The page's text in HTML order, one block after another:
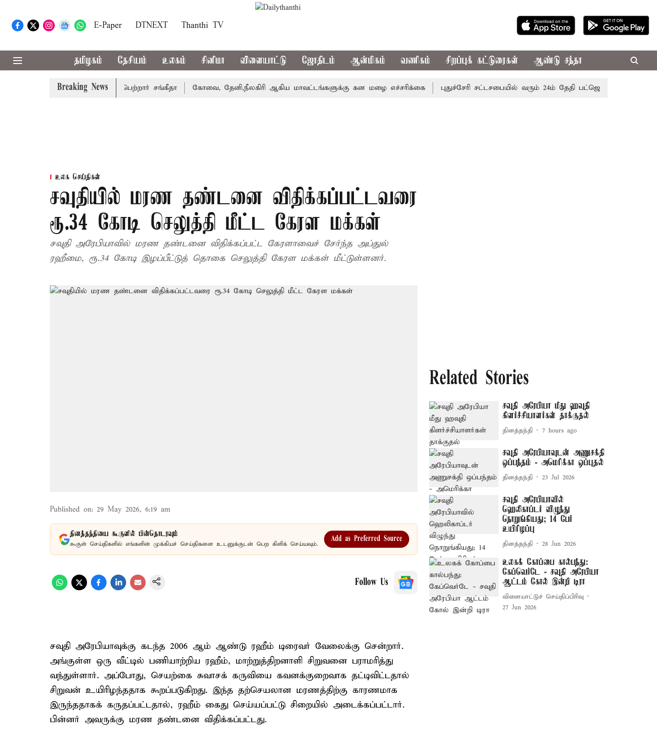
E-Paper DTNEXT Thanthi TV
தமிழகம் தேசியம் உலகம் சினிமா விளையாட்டு ஜோதிடம் ஆன்மிகம் வணிகம் சிறப்புக் கட்டுரைகள் ஆண்டு சந்தா
Breaking News
விவாகரத்து வழக்கை வாபஸ் பெற்றார் சங்கீதா கோவை, தேனி,நீலகிரி ஆகிய மாவட்டங்களுக்கு கன மழை எச்சரிக்கை புதுச்சேரி சட்டசபையில் வரும் 24ம் தேதி பட்ஜெட் தாக்கல்
உலக செய்திகள்
சவுதியில் மரண தண்டனை விதிக்கப்பட்டவரை
ரூ.34 கோடி செலுத்தி மீட்ட கேரள மக்கள்
சவுதி அரேபியாவில் மரண தண்டனை விதிக்கப்பட்ட கேரளாவைச் சேர்ந்த அப்துல்
ரஹீமை, ரூ.34 கோடி இழப்பீட்டுத் தொகை செலுத்தி கேரள மக்கள் மீட்டுள்ளனர்.
Published on: 29 May 2026, 6:19 am
தினத்தந்தியை கூகுளில் பின்தொடரவும்
கூகுள் செய்திகளில் எங்களின் முக்கியச் செய்திகளை உடனுக்குடன் பெற கிளிக் செய்யவும்.
Add as Preferred Source
Follow Us
சவுதி அரேபியாவுக்கு கடந்த 2006 ஆம் ஆண்டு ரஹீம் டிரைவர் வேலைக்கு சென்றார்.
அங்குள்ள ஒரு வீட்டில் பணியாற்றிய ரஹீம், மாற்றுத்திறனாளி சிறுவனை பராமரித்து
வந்துள்ளார். அப்போது, செயற்கை சுவாசக் கருவியை கவனக்குறைவாக தட்டிவிட்டதால்
சிறுவன் உயிரிழந்ததாக கூறப்படுகிறது. இந்த தற்செயலான மரணத்திற்கு காரணமாக
இருந்ததாகக் கருதப்பட்டதால், ரஹீம் கைது செய்யப்பட்டு சிறையில் அடைக்கப்பட்டார்.
பின்னர் அவருக்கு மரண தண்டனை விதிக்கப்பட்டது.
Related Stories
சவுதி அரேபியா மீது ஹவுதி
கிளர்ச்சியாளர்கள் தாக்குதல்
தினத்தந்தி 7 hours ago
சவுதி அரேபியாவுடன் அணுசக்தி
ஒப்பந்தம் - அமெரிக்கா ஒப்புதல்
தினத்தந்தி 23 Jul 2026
சவுதி அரேபியாவில்
ஹெலிகாப்டர் விழுந்து
நொறுங்கியது; 14 பேர்
உயிரிழப்பு
தினத்தந்தி 28 Jun 2026
உலகக் கோப்பை கால்பந்து:
கேப்வெர்டே - சவுதி அரேபியா
ஆட்டம் கோல் இன்றி டிரா
விளையாட்டுச் செய்திப்பிரிவு
27 Jun 2026